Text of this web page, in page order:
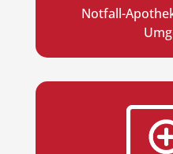
Notfall-